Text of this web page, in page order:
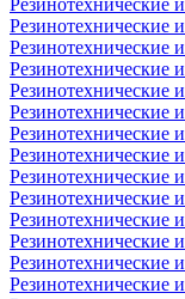
Резинотехнические
Резинотехнические
Резинотехнические
Резинотехнические
Резинотехнические
Резинотехнические
Резинотехнические
Резинотехнические
Резинотехнические
Резинотехнические
Резинотехнические
Резинотехнические
Резинотехнические
Резинотехнические